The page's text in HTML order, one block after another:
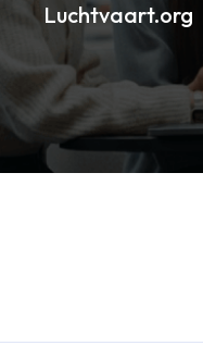
Luchtvaart.org